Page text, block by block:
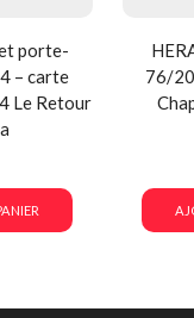
porte-
– carte
Le Retour
76/